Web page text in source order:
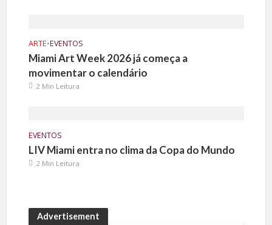
ARTE•EVENTOS
Miami Art Week 2026 já começa a
movimentar o calendário
2 Min Leitura
EVENTOS
LIV Miami entra no clima da Copa do Mundo
2 Min Leitura
Advertisement